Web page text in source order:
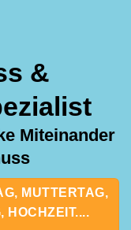
&
Miteinander
MUTTERTAG,
HOCHZEIT....